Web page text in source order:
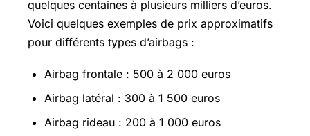
quelques centaines à plusieurs milliers d’euros.
Voici quelques exemples de prix approximatifs
pour différents types d’airbags :
Airbag frontale : 500 à 2 000 euros
Airbag latéral : 300 à 1 500 euros
Airbag rideau : 200 à 1 000 euros